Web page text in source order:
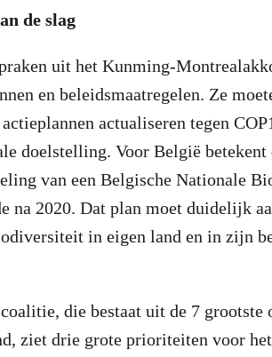
de slag
uit het Kunming-
en beleidsmaatregelen. Ze
actualiseren tegen
doelstelling. Voor België
van een Belgische Nationale
na 2020. Dat plan moet duidelijk
in eigen land en in zijn
die bestaat uit de 7 grootste
ziet drie grote prioriteiten voor